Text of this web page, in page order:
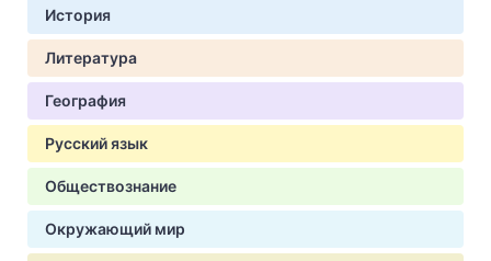
История
Литература
География
Русский язык
Обществознание
Окружающий мир